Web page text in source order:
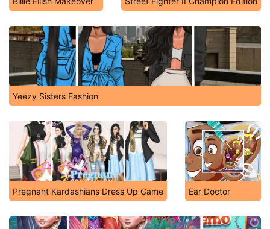
Yeezy Sisters Fashion
Pregnant Kardashians Dress Up Game Ear Doctor